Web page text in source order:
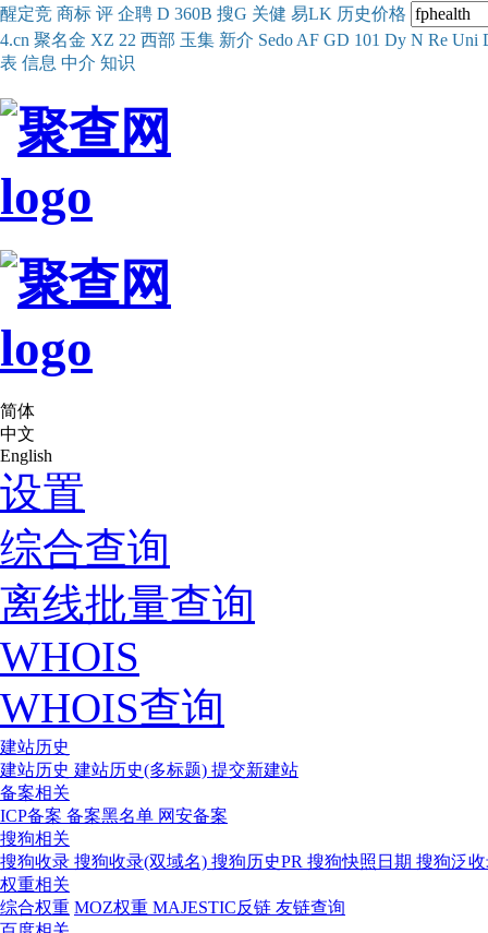
醒定竞 商标 评 企聘 D 360B 搜G 关健 易LK 历史价格
4.cn 聚名金 XZ 22 西部 玉集 新介 Sedo AF GD 101 Dy N Re Uni
表 信息 中介 知识